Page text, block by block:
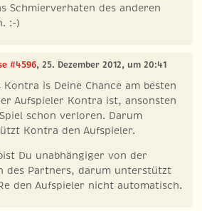
Schmierverhaten des anderen
:-)
#4596, 25. Dezember 2012, um 20:41
Kontra is Deine Chance am besten
Aufspieler Kontra ist, ansonsten
schon verloren. Darum
Kontra den Aufspieler.
Du unabhängiger von der
des Partners, darum unterstützt
den Aufspieler nicht automatisch.